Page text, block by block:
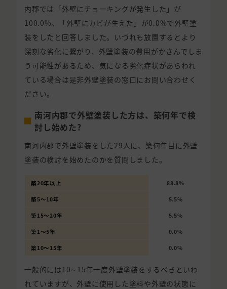
内郡では「外壁にチョーキングが発生した」が
100.0%、「外壁にカビが生えた」が0.0%で外壁塗
装をしたと回答しました。いづれも放置するとより
深刻な劣化に繋がり、外壁塗装の費用がかさんでしま
う可能性があるため、気になる劣化症状があらわれ
ている場合は是非外壁塗装の窓口にお問い合わせく
ださい。
南河内郡で外壁塗装した方は、築何年で検
討し始めた?
南河内郡で外壁塗装をした29人に、築何年目に外壁
塗装の検討を始めたのかを質問しました。
築20年以上 88.8%
築5〜10年 5.5%
築15〜20年 5.5%
築1〜5年 0.0%
築10〜15年 0.0%
一般的には10∼15年一度外壁塗装をするべきといわ
れていますが、外壁に使用した塗料や外壁の状態に